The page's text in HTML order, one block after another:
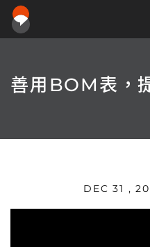
善用BOM表，
DEC 31 ,